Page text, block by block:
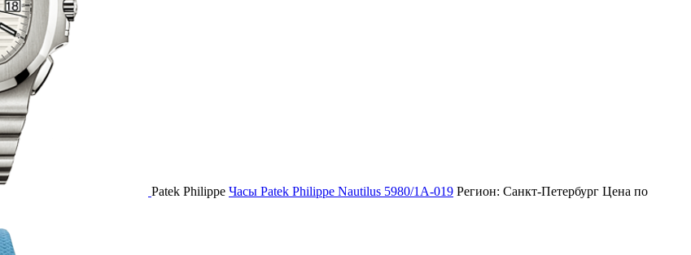
Patek Philippe Часы Patek Philippe Nautilus 5980/1A-019 Регион: Санкт-Петербург Цена по